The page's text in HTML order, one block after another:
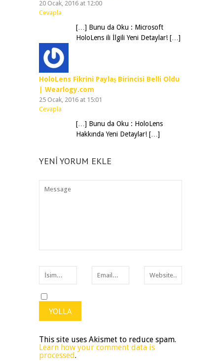
20 Ocak, 2016 at 12:00
Cevapla
[…] Bunu da Oku : Microsoft
HoloLens ili İlgili Yeni Detaylar! […]
HoloLens Fikrini Paylaş Birincisi Belli Oldu
| Wearlogy.com
25 Ocak, 2016 at 15:01
Cevapla
[…] Bunu da Oku : HoloLens
Hakkında Yeni Detaylar! […]
YENI YORUM EKLE
This site uses Akismet to reduce spam.
Learn how your comment data is
processed.